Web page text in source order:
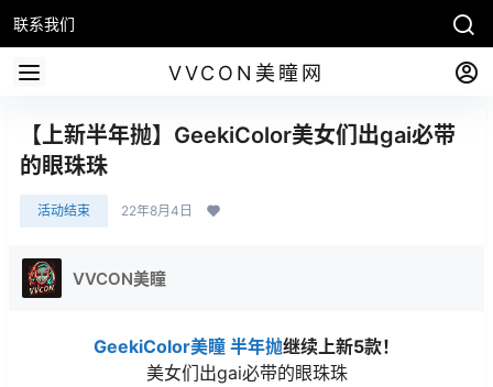
联系我们
VVCON美瞳网
【上新半年抛】GeekiColor美女们出gai必带
的眼珠珠
活动结束 22年8月4日
VVCON美瞳
GeekiColor美瞳 半年抛继续上新5款！
美女们出gai必带的眼珠珠